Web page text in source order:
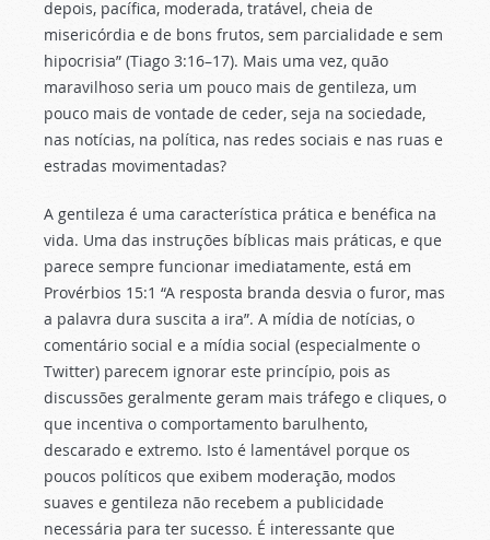
depois, pacífica, moderada, tratável, cheia de
misericórdia e de bons frutos, sem parcialidade e sem
hipocrisia” (Tiago 3:16–17). Mais uma vez, quão
maravilhoso seria um pouco mais de gentileza, um
pouco mais de vontade de ceder, seja na sociedade,
nas notícias, na política, nas redes sociais e nas ruas e
estradas movimentadas?
A gentileza é uma característica prática e benéfica na
vida. Uma das instruções bíblicas mais práticas, e que
parece sempre funcionar imediatamente, está em
Provérbios 15:1 “A resposta branda desvia o furor, mas
a palavra dura suscita a ira”. A mídia de notícias, o
comentário social e a mídia social (especialmente o
Twitter) parecem ignorar este princípio, pois as
discussões geralmente geram mais tráfego e cliques, o
que incentiva o comportamento barulhento,
descarado e extremo. Isto é lamentável porque os
poucos políticos que exibem moderação, modos
suaves e gentileza não recebem a publicidade
necessária para ter sucesso. É interessante que